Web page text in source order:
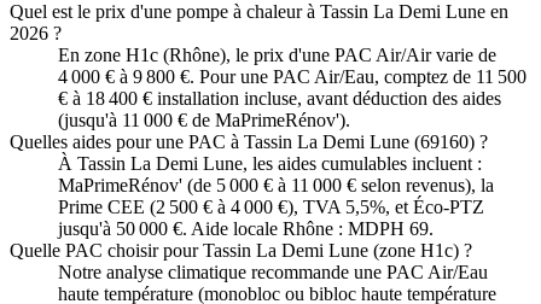
Quel est le prix d'une pompe à chaleur à Tassin La Demi Lune en
2026 ?
En zone H1c (Rhône), le prix d'une PAC Air/Air varie de
4 000 € à 9 800 €. Pour une PAC Air/Eau, comptez de 11 500
€ à 18 400 € installation incluse, avant déduction des aides
(jusqu'à 11 000 € de MaPrimeRénov').
Quelles aides pour une PAC à Tassin La Demi Lune (69160) ?
À Tassin La Demi Lune, les aides cumulables incluent :
MaPrimeRénov' (de 5 000 € à 11 000 € selon revenus), la
Prime CEE (2 500 € à 4 000 €), TVA 5,5%, et Éco-PTZ
jusqu'à 50 000 €. Aide locale Rhône : MDPH 69.
Quelle PAC choisir pour Tassin La Demi Lune (zone H1c) ?
Notre analyse climatique recommande une PAC Air/Eau
haute température (monobloc ou bibloc haute température